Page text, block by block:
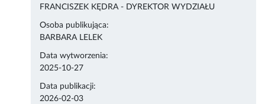
FRANCISZEK KĘDRA - DYREKTOR WYDZIAŁU
Osoba publikująca:
BARBARA LELEK
Data wytworzenia:
2025-10-27
Data publikacji:
2026-02-03